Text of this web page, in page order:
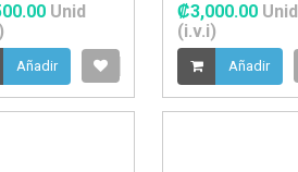
Unid
Añadir
₡3,000.00 Unid
(i.v.i)
Añadir